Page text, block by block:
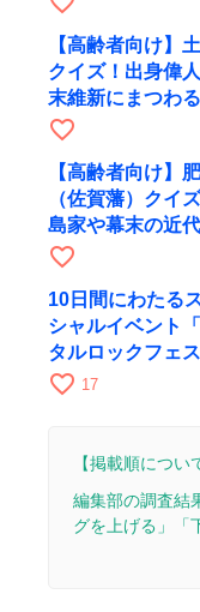
【高齢者向け】
クイズ！出身偉
末維新にまつわ
を出題
favorite_border
【高齢者向け】
（佐賀藩）クイ
島家や幕末の近
まつわる問題
favorite_border
10日間にわたる
シャルイベント
タルロックフェ
開催！総勢32組の
favorite_border 17
【掲載順につい
編集部の調査結
グを上げる」「